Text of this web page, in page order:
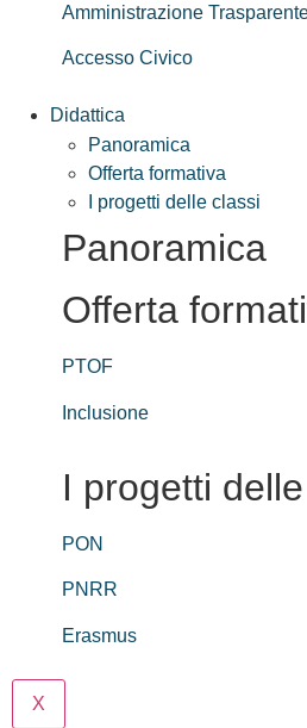
Amministrazione
Accesso Civico
Didattica
Panoramica
Offerta formativa
I progetti delle classi
Panoramica
Offerta
PTOF
Inclusione
I progetti
PON
PNRR
Erasmus
X